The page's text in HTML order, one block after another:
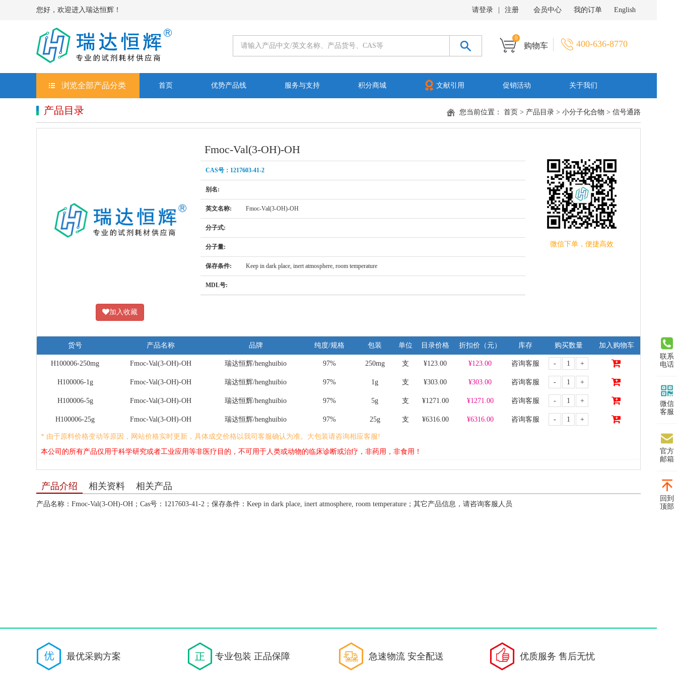
您好，欢迎进入瑞达恒辉！ 请登录 注册 会员中心 我的订单 English
0
购物车 400-636-8770
浏览全部产品分类 首页 优势产品线 服务与支持 积分商城 文献引用 促销活动 关于我们
产品目录 您当前位置： 首页 > 产品目录 > 小分子化合物 > 信号通路
加入收藏
Fmoc-Val(3-OH)-OH
CAS号：1217603-41-2
别名:
英文名称: Fmoc-Val(3-OH)-OH
分子式:
分子量:
保存条件: Keep in dark place, inert atmosphere, room temperature
MDL号:
微信下单，便捷高效
货号 产品名称 品牌 纯度/规格 包装 单位 目录价格 折扣价（元） 库存 购买数量 加入购物车
H100006-250mg Fmoc-Val(3-OH)-OH 瑞达恒辉/henghuibio 97% 250mg 支 ¥123.00 ¥123.00 咨询客服 - +
H100006-1g Fmoc-Val(3-OH)-OH 瑞达恒辉/henghuibio 97% 1g 支 ¥303.00 ¥303.00 咨询客服 - +
H100006-5g Fmoc-Val(3-OH)-OH 瑞达恒辉/henghuibio 97% 5g 支 ¥1271.00 ¥1271.00 咨询客服 - +
H100006-25g Fmoc-Val(3-OH)-OH 瑞达恒辉/henghuibio 97% 25g 支 ¥6316.00 ¥6316.00 咨询客服 - +
* 由于原料价格变动等原因，网站价格实时更新，具体成交价格以我司客服确认为准。大包装请咨询相应客服!
本公司的所有产品仅用于科学研究或者工业应用等非医疗目的，不可用于人类或动物的临床诊断或治疗，非药用，非食用！
产品介绍 相关资料 相关产品
产品名称：Fmoc-Val(3-OH)-OH；Cas号：1217603-41-2；保存条件：Keep in dark place, inert atmosphere, room temperature；其它产品信息，请咨询客服人员
最优采购方案 专业包装 正品保障 急速物流 安全配送 优质服务 售后无忧
联系
电话
微信
客服
官方
邮箱
回到
顶部